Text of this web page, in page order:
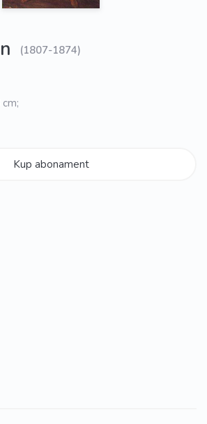
(1807-1874)
Kup abonament